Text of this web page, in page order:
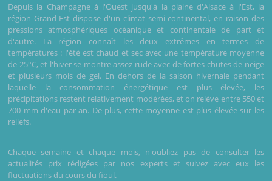
Depuis la Champagne à l'Ouest jusqu'à la plaine d'Alsace à l'Est, la
région Grand-Est dispose d'un climat semi-continental, en raison des
pressions atmosphériques océanique et continentale de part et
d'autre. La région connaît les deux extrêmes en termes de
températures : l'été est chaud et sec avec une température moyenne
de 25°C, et l'hiver se montre assez rude avec de fortes chutes de neige
et plusieurs mois de gel. En dehors de la saison hivernale pendant
laquelle la consommation énergétique est plus élevée, les
précipitations restent relativement modérées, et on relève entre 550 et
700 mm d'eau par an. De plus, cette moyenne est plus élevée sur les
reliefs.
Chaque semaine et chaque mois, n'oubliez pas de consulter les
actualités prix rédigées par nos experts et suivez avec eux les
fluctuations du cours du fioul.